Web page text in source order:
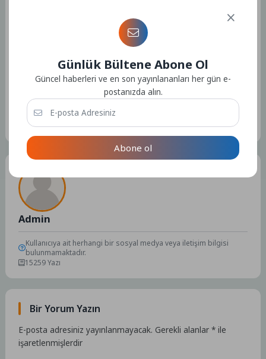
Kaynak: (BYZHA) Beyaz Haber Ajansı
Etiketler :Bu yazıya ait etiket bulunamadı.
Admin
Kullanıcıya ait herhangi bir sosyal medya veya iletişim bilgisi
bulunmamaktadır.
15259 Yazı
Bir Yorum Yazın
E-posta adresiniz yayınlanmayacak. Gerekli alanlar* ile
işaretlenmişlerdir
Günlük Bültene Abone Ol
Güncel haberleri ve en son yayınlananları her gün e-
postanızda alın.
Abone ol